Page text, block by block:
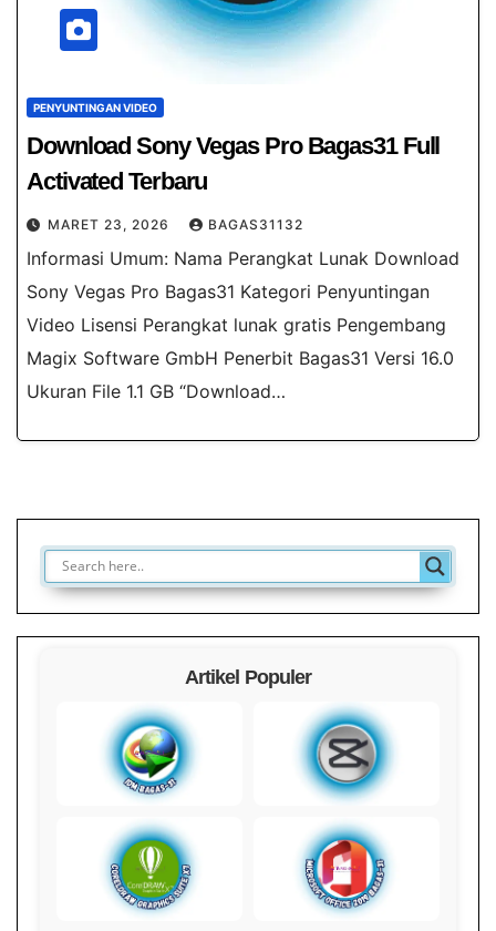
PENYUNTINGAN VIDEO
Download Sony Vegas Pro Bagas31​ Full
Activated Terbaru
MARET 23, 2026 BAGAS31132
Informasi Umum: Nama Perangkat Lunak Download
Sony Vegas Pro Bagas31 Kategori Penyuntingan
Video Lisensi Perangkat lunak gratis Pengembang
Magix Software GmbH Penerbit Bagas31 Versi 16.0
Ukuran File 1.1 GB “Download…
Artikel Populer